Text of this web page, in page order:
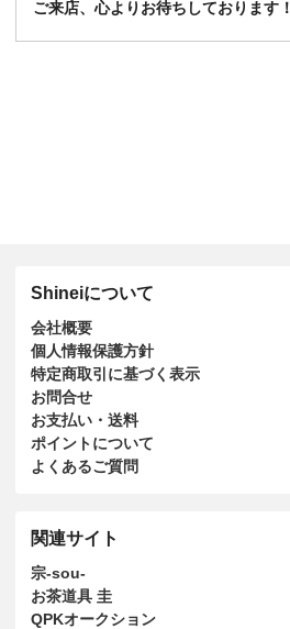
ご来店、心よりお待ちしております！
Shineiについて
会社概要
個人情報保護方針
特定商取引に基づく表示
お問合せ
お支払い・送料
ポイントについて
よくあるご質問
関連サイト
宗-sou-
お茶道具 圭
QPKオークション